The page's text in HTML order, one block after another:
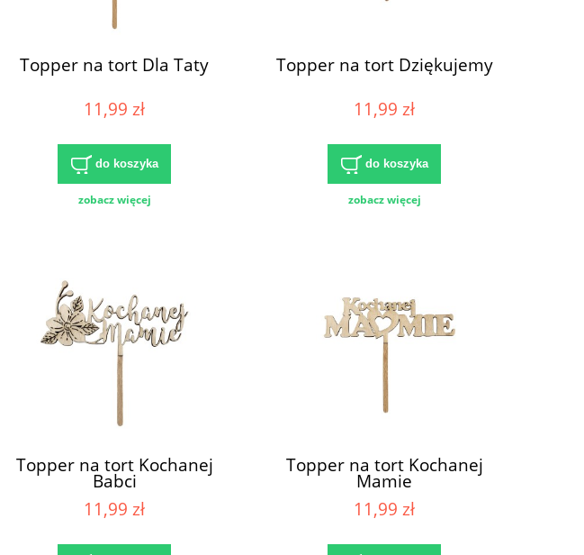
Topper na tort Dla Taty
11,99 zł
do koszyka
zobacz więcej
Topper na tort Dziękujemy
11,99 zł
do koszyka
zobacz więcej
Topper na tort Kochanej
Babci
11,99 zł
Topper na tort Kochanej
Mamie
11,99 zł